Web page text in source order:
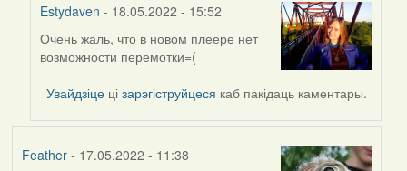
Estydaven - 18.05.2022 - 15:52
In
reply
by
Feather
Очень жаль, что в новом плеере нет
возможности перемотки=(
Увайдзіце цізарэгіструйцеся каб пакідаць каментары.
Feather- 17.05.2022 - 11:38